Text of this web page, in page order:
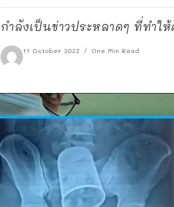
กำลังเป็นข่าวประหลาดๆ ที่ทำใ
11 October 2022 One Min Read